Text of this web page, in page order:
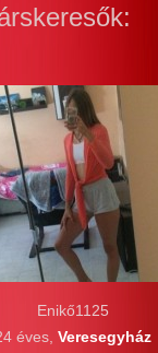
Enikő1125
éves, Veresegyház